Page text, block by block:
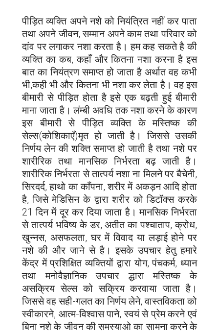
पीड़ित व्यक्ति अपने नशे को नियंत्रित नहीं कर पाता
तथा अपने जीवन, सम्मान अपने काम तथा परिवार को
दांव पर लगाकर नशा करता है। हम कह सकते है की
व्यक्ति का कब, कहाँ और कितना नशा करना है इस
बात का नियंत्रण समाप्त हो जाता है अर्थात वह कभी
भी,कही भी और कितना भी नशा कर लेता है। वह इस
बीमारी से पीड़ित होता है इसे एक बढ़ती हुई बीमारी
माना जाता है। लंम्बी अवधि तक नशा करने के कारण
इस बीमारी से पीड़ित व्यक्ति के मस्तिष्क की
सेल्स(कोशिकाएँ)मृत हो जाती है। जिससे उसकी
निर्णय लेन की शक्ति समाप्त हो जाती है तथा नशे पर
शारीरिक तथा मानसिक निर्भरता बढ़ जाती है।
शारीरिक निर्भरता से तात्पर्य नशा ना मिलने पर बैचेनी,
सिरदर्द, हाथो का काँपना, शरीर में अकड़न आदि होता
है, जिसे मेडिसिन के द्वारा शरीर को डिटॉक्स करके
21 दिन में दूर कर दिया जाता है। मानसिक निर्भरता
से तात्पर्य भविष्य के डर, अतीत का पश्चाताप, क्रोध,
खुन्नस, असफलता, घर में विवाद या लड़ाई होने पर
नशे की और जाने से है। इसके उपचार हेतु हमारे
केंद्र में प्रशिक्षित व्यक्तियों द्वारा योग, पंचकर्म, ध्यान
तथा मनोवैज्ञानिक उपचार द्धारा मस्तिष्क के
असक्रिय सेल्स को सक्रिय करवाया जाता है।
जिससे वह सही-गलत का निर्णय लेने, वास्तविकता को
स्वीकारने, आत्म-विश्वास पाने, स्वयं से प्रेम करने एवं
बिना नशे के जीवन की समस्याओ का सामना करने के